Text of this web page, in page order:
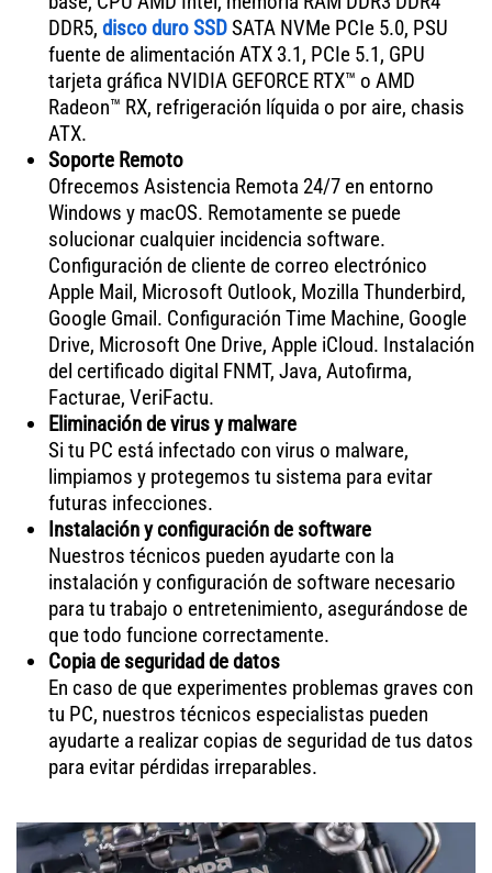
DDR5, disco duro SSDSATA NVMe PCIe 5.0, PSU
fuente de alimentación ATX 3.1, PCIe 5.1, GPU
tarjeta gráfica NVIDIA GEFORCE RTX™ o AMD
Radeon™ RX, refrigeración líquida o por aire, chasis
ATX.
Soporte Remoto
Ofrecemos Asistencia Remota 24/7 en entorno
Windows y macOS. Remotamente se puede
solucionar cualquier incidencia software.
Configuración de cliente de correo electrónico
Apple Mail, Microsoft Outlook, Mozilla Thunderbird,
Google Gmail. Configuración Time Machine, Google
Drive, Microsoft One Drive, Apple iCloud. Instalación
del certificado digital FNMT, Java, Autofirma,
Facturae, VeriFactu.
Eliminación de virus y malware
Si tu PC está infectado con virus o malware,
limpiamos y protegemos tu sistema para evitar
futuras infecciones.
Instalación y configuración de software
Nuestros técnicos pueden ayudarte con la
instalación y configuración de software necesario
para tu trabajo o entretenimiento, asegurándose de
que todo funcione correctamente.
Copia de seguridad de datos
En caso de que experimentes problemas graves con
tu PC, nuestros técnicos especialistas pueden
ayudarte a realizar copias de seguridad de tus datos
para evitar pérdidas irreparables.